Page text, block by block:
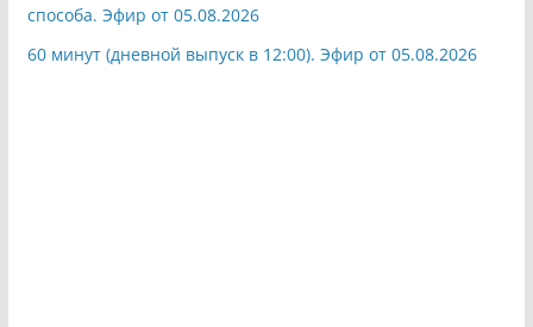
способа. Эфир от 05.08.2026
60 минут (дневной выпуск в 12:00). Эфир от 05.08.2026